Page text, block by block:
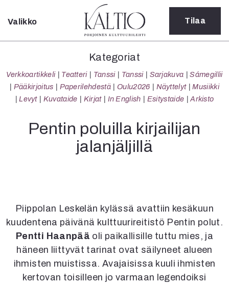
Sulje
Kategoriat
Verkkoartikkeli
Teatteri
Tanssi
Sarjakuva
Sámegillii
Pääkirjoitus
Levyt
Kuvataide
Kirjat
In English
Arkisto
Valikko Tilaa
Kategoriat
Verkkoartikkeli Teatteri Tanssi Tanssi Sarjakuva
Sámegillii
Pääkirjoitus
Paperilehdestä Oulu2026 Näyttelyt
Musiikki
Levyt
Kuvataide Kirjat In English Esitystaide Arkisto
Pentin poluilla kirjailijan
jalanjäljillä
Piippolan Leskelän kylässä avattiin kesäkuun
kuudentena päivänä kulttuurireitistö Pentin polut.
Pentti Haanpää oli paikallisille tuttu mies, ja
häneen liittyvät tarinat ovat säilyneet alueen
ihmisten muistissa. Avajaisissa kuuli ihmisten
kertovan toisilleen jo varmaan legendoiksi